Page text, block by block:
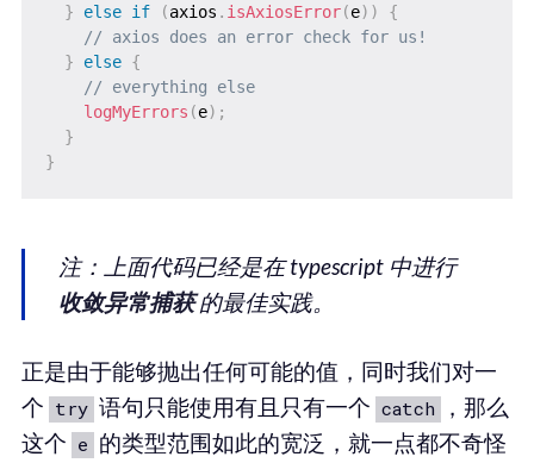
}
else if (axios . isAxiosError(e) )
{
// axios does an error check for us!
}
else {
// everything else
logMyErrors (e) ;
}
}
注：上面代码已经是在 typescript 中进行
收敛异常捕获的最佳实践。
正是由于能够抛出任何可能的值，同时我们对一
个 try 语句只能使用有且只有一个 catch
，那么
这个 e 的类型范围如此的宽泛，就一点都不奇怪